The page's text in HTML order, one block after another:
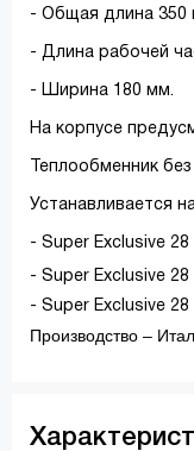
- Общая длина 350
- Длина рабочей
- Ширина 180 мм.
На корпусе
Теплообменник
Устанавливается
- Super Exclusive 28
- Super Exclusive 28
- Super Exclusive 28
Производство –